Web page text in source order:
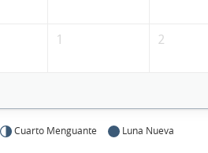
1 2
Cuarto Menguante Luna Nueva